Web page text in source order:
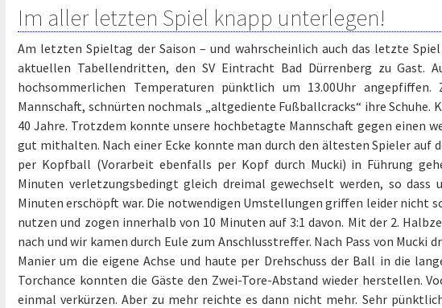
Im aller letzten Spiel knapp unterlegen!
Am letzten Spieltag der Saison – und wahrscheinlich auch das letzte
aktuellen Tabellendritten, den SV Eintracht Bad Dürrenberg zu Gast.
hochsommerlichen Temperaturen pünktlich um 13.00Uhr
Mannschaft, schnürten nochmals „altgediente Fußballcracks“ ihre Schuhe.
40 Jahre. Trotzdem konnte unsere hochbetagte Mannschaft gegen einen
gut mithalten. Nach einer Ecke konnte man durch den ältesten Spieler auf
per Kopfball (Vorarbeit ebenfalls per Kopf durch Mucki) in Führung
Minuten verletzungsbedingt gleich dreimal gewechselt werden, so dass
Minuten erschöpft war. Die notwendigen Umstellungen griffen leider nicht
nutzen und zogen innerhalb von 10 Minuten auf 3:1 davon. Mit der 2.
nach und wir kamen durch Eule zum Anschlusstreffer. Nach Pass von Mucki
Manier um die eigene Achse und haute per Drehschuss der Ball in die
Torchance konnten die Gäste den Zwei-Tore-Abstand wieder herstellen.
einmal verkürzen. Aber zu mehr reichte es dann nicht mehr. Sehr